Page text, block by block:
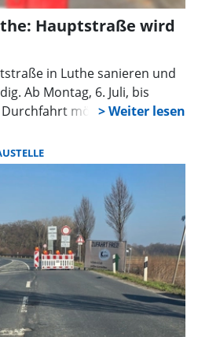
Hauptstraße wird
in Luthe sanieren und
Ab Montag, 6. Juli, bis
Durchfahrt möglich.